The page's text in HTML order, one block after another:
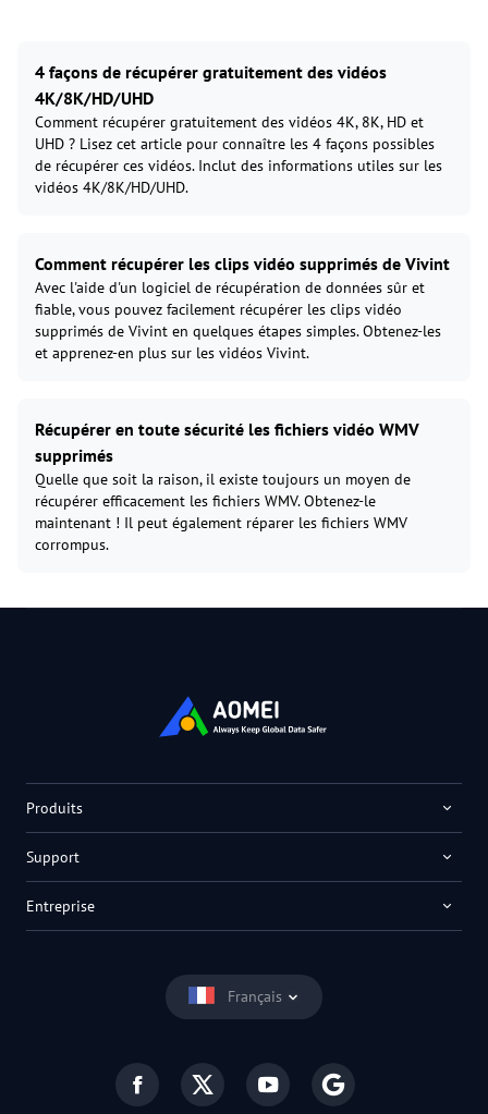
4 façons de récupérer gratuitement des vidéos
4K/8K/HD/UHD
Comment récupérer gratuitement des vidéos 4K, 8K, HD et
UHD ? Lisez cet article pour connaître les 4 façons possibles
de récupérer ces vidéos. Inclut des informations utiles sur les
vidéos 4K/8K/HD/UHD.
Comment récupérer les clips vidéo supprimés de Vivint
Avec l'aide d'un logiciel de récupération de données sûr et
fiable, vous pouvez facilement récupérer les clips vidéo
supprimés de Vivint en quelques étapes simples. Obtenez-les
et apprenez-en plus sur les vidéos Vivint.
Récupérer en toute sécurité les fichiers vidéo WMV
supprimés
Quelle que soit la raison, il existe toujours un moyen de
récupérer efficacement les fichiers WMV. Obtenez-le
maintenant ! Il peut également réparer les fichiers WMV
corrompus.
Français
Produits
Support
Entreprise